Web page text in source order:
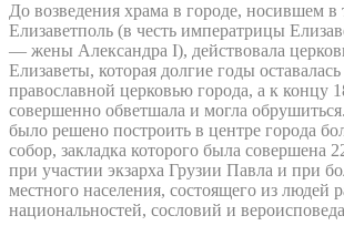
До возведения храма в городе, носившем в
Елизаветполь (в честь императрицы
— жены Александра I), действовала
Елизаветы, которая долгие годы
православной церковью города, а к концу
совершенно обветшала и могла
было решено построить в центре города
собор, закладка которого была совершена
при участии экзарха Грузии Павла и при
местного населения, состоящего из людей
национальностей, сословий и